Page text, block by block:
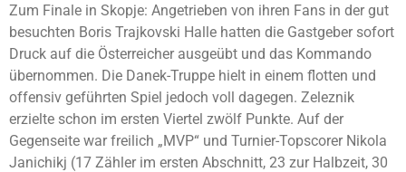
Zum Finale in Skopje: Angetrieben von ihren Fans in der gut
besuchten Boris Trajkovski Halle hatten die Gastgeber sofort
Druck auf die Österreicher ausgeübt und das Kommando
übernommen. Die Danek-Truppe hielt in einem flotten und
offensiv geführten Spiel jedoch voll dagegen. Zeleznik
erzielte schon im ersten Viertel zwölf Punkte. Auf der
Gegenseite war freilich „MVP“ und Turnier-Topscorer Nikola
Janichikj (17 Zähler im ersten Abschnitt, 23 zur Halbzeit, 30